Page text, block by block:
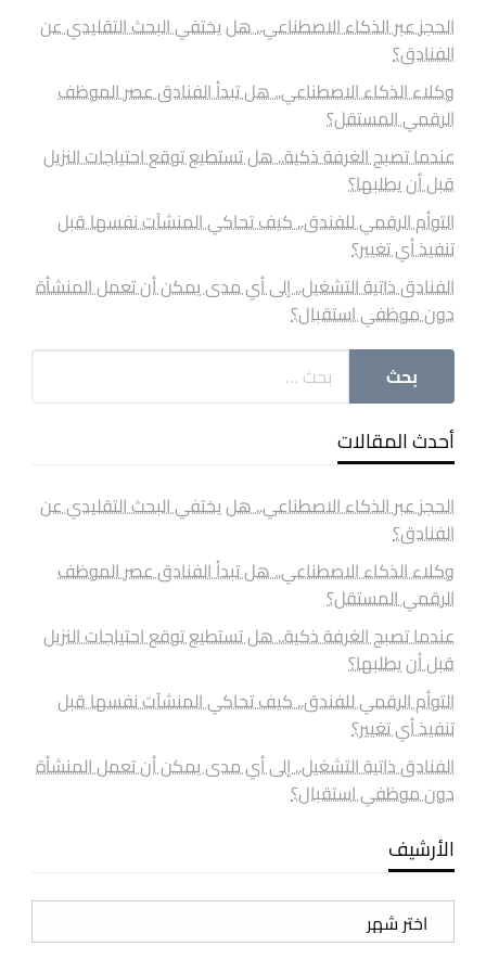
الحجز عبر الذكاء الاصطناعي.. هل يختفي البحث التقليدي عن
الفنادق؟
وكلاء الذكاء الاصطناعي.. هل تبدأ الفنادق عصر الموظف
الرقمي المستقل؟
عندما تصبح الغرفة ذكية.. هل تستطيع توقع احتياجات النزيل
قبل أن يطلبها؟
التوأم الرقمي للفندق.. كيف تحاكي المنشآت نفسها قبل
تنفيذ أي تغيير؟
الفنادق ذاتية التشغيل.. إلى أي مدى يمكن أن تعمل المنشأة
دون موظفي استقبال؟
أحدث المقالات
الحجز عبر الذكاء الاصطناعي.. هل يختفي البحث التقليدي عن
الفنادق؟
وكلاء الذكاء الاصطناعي.. هل تبدأ الفنادق عصر الموظف
الرقمي المستقل؟
عندما تصبح الغرفة ذكية.. هل تستطيع توقع احتياجات النزيل
قبل أن يطلبها؟
التوأم الرقمي للفندق.. كيف تحاكي المنشآت نفسها قبل
تنفيذ أي تغيير؟
الفنادق ذاتية التشغيل.. إلى أي مدى يمكن أن تعمل المنشأة
دون موظفي استقبال؟
الأرشيف
الأرشيف